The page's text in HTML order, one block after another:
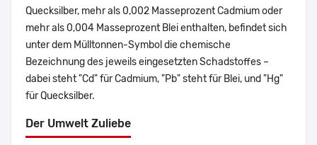
Quecksilber, mehr als 0,002 Masseprozent Cadmium oder
mehr als 0,004 Masseprozent Blei enthalten, befindet sich
unter dem Mülltonnen-Symbol die chemische
Bezeichnung des jeweils eingesetzten Schadstoffes –
dabei steht "Cd" für Cadmium, "Pb" steht für Blei, und "Hg"
für Quecksilber.
Der Umwelt Zuliebe